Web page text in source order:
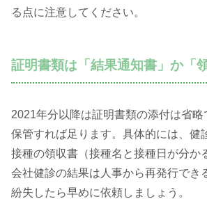
る点に注意してください。
証明書類は「結果通知書」か「
2021年分以降は証明書類の添付は省略
保管すれば足ります。具体的には、健
接種の領収書（接種名と接種日が分か
会社健診の結果は人事から再発行でき
紛失したら早めに依頼しましょう。